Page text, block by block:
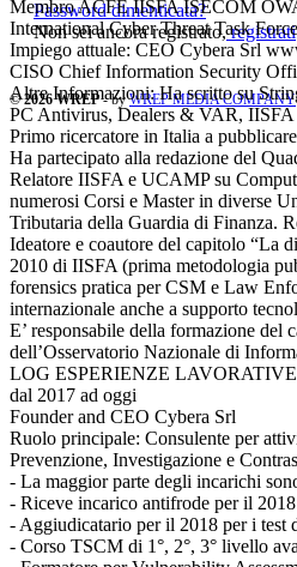
Membro ACFE IISFA ISECOM
International Cyber Threat Task Force
Impiego attuale: CEO Cybera Srl
CISO Chief Information Security
Altre Informazioni: Ha scritto su
PC Antivirus, Dealers & VAR,
Primo ricercatore in Italia a
Ha partecipato alla redazione del
Relatore IISFA e UCAMP su
numerosi Corsi e Master in diverse
Tributaria della Guardia di Finanza.
Ideatore e coautore del capitolo “La
2010 di IISFA (prima metodologia
forensics pratica per CSM e Law
internazionale anche a supporto
E’ responsabile della formazione
dell’Osservatorio Nazionale di
LOG ESPERIENZE
dal 2017 ad oggi
Founder and CEO Cybera Srl
Ruolo principale: Consulente per
Prevenzione, Investigazione e
- La maggior parte degli incarichi
- Riceve incarico antifrode per il
- Aggiudicatario per il 2018 per i test
- Corso TSCM di 1°, 2°, 3° livello
Password dimenticata?
Non sei ancora registrato,registrati
© 2026 WREP- byWREP MEDIA COMPANY